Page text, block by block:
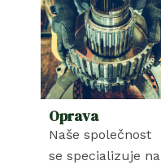
Oprava
Naše společnost
se specializuje na